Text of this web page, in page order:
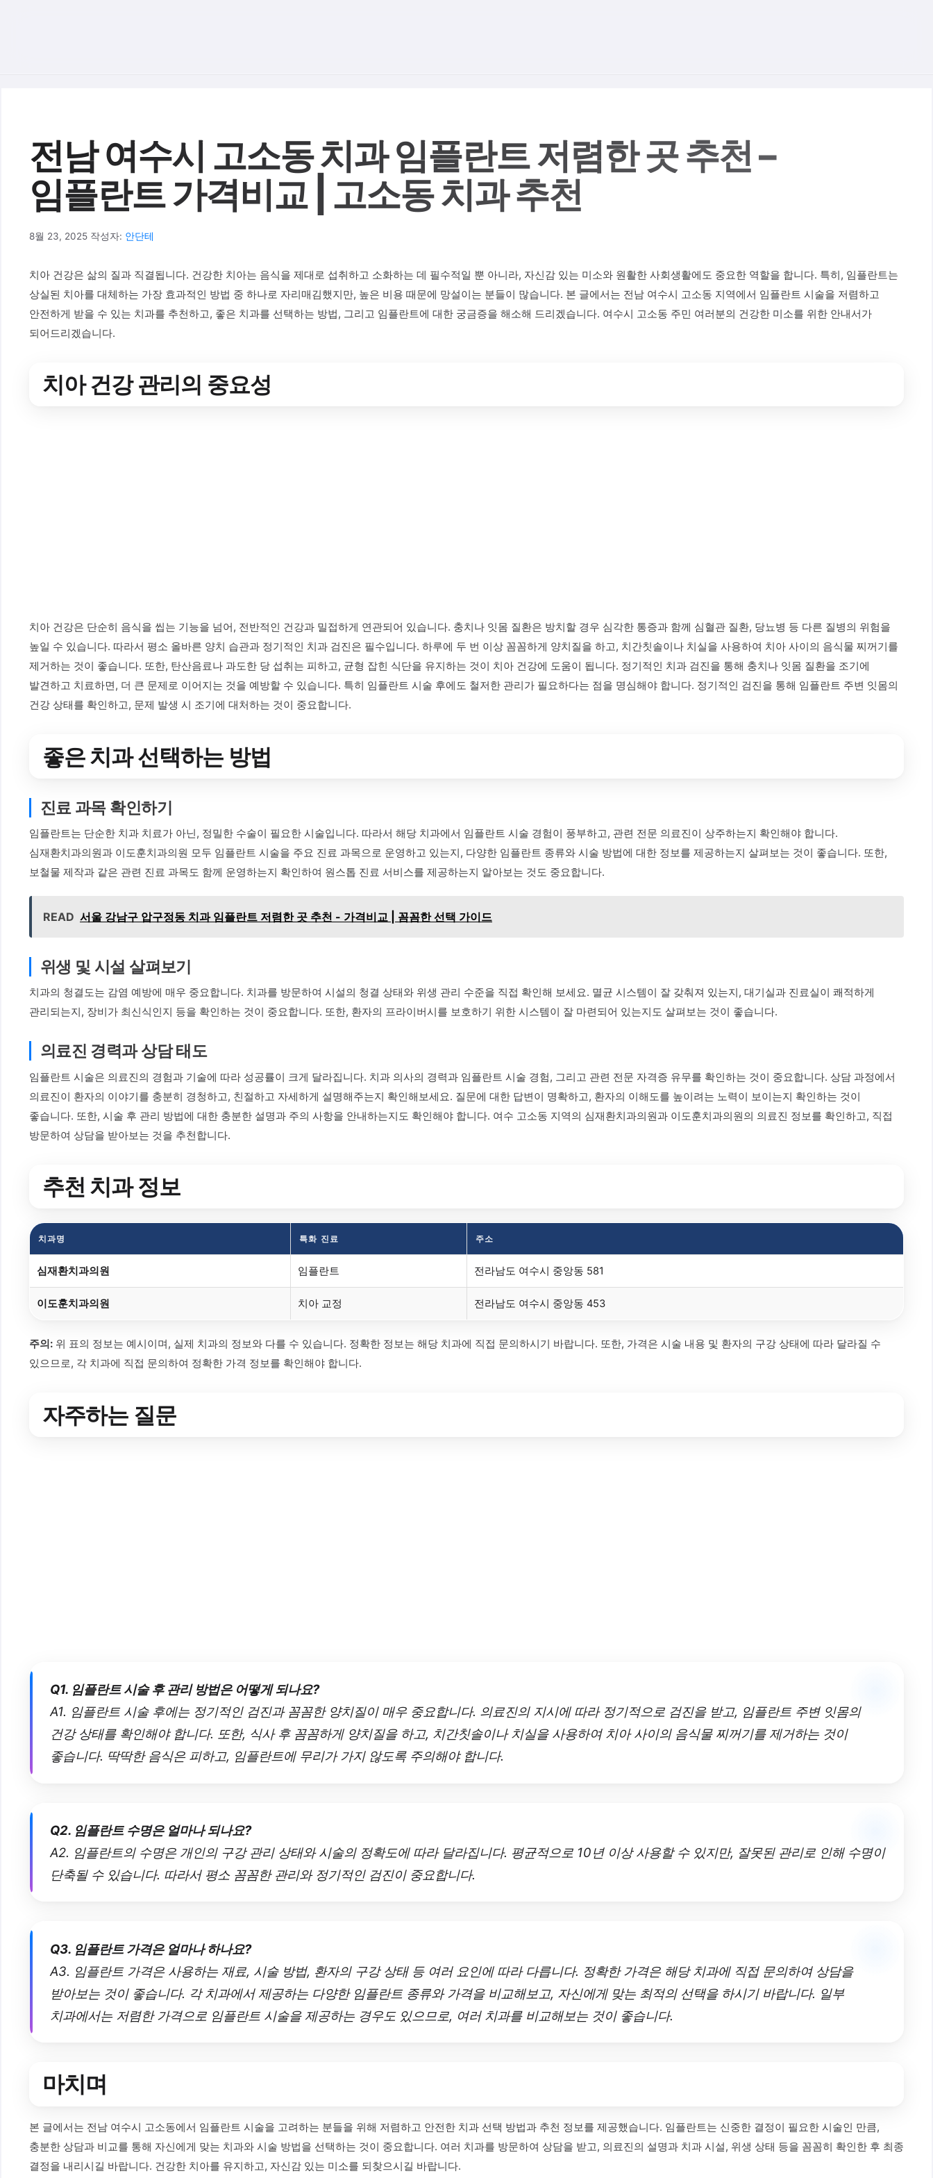
전남 여수시 고소동 치과 임플란트 저렴한 곳 추천 –
임플란트 가격비교 | 고소동 치과 추천
8월 23, 2025 작성자: 안단테
치아 건강은 삶의 질과 직결됩니다. 건강한 치아는 음식을 제대로 섭취하고 소화하는 데 필수적일 뿐 아니라, 자신감 있는 미소와 원활한 사회생활에도 중요한 역할을 합니다. 특히, 임플란트는
상실된 치아를 대체하는 가장 효과적인 방법 중 하나로 자리매김했지만, 높은 비용 때문에 망설이는 분들이 많습니다. 본 글에서는 전남 여수시 고소동 지역에서 임플란트 시술을 저렴하고
안전하게 받을 수 있는 치과를 추천하고, 좋은 치과를 선택하는 방법, 그리고 임플란트에 대한 궁금증을 해소해 드리겠습니다. 여수시 고소동 주민 여러분의 건강한 미소를 위한 안내서가
되어드리겠습니다.
치아 건강 관리의 중요성
치아 건강은 단순히 음식을 씹는 기능을 넘어, 전반적인 건강과 밀접하게 연관되어 있습니다. 충치나 잇몸 질환은 방치할 경우 심각한 통증과 함께 심혈관 질환, 당뇨병 등 다른 질병의 위험을
높일 수 있습니다. 따라서 평소 올바른 양치 습관과 정기적인 치과 검진은 필수입니다. 하루에 두 번 이상 꼼꼼하게 양치질을 하고, 치간칫솔이나 치실을 사용하여 치아 사이의 음식물 찌꺼기를
제거하는 것이 좋습니다. 또한, 탄산음료나 과도한 당 섭취는 피하고, 균형 잡힌 식단을 유지하는 것이 치아 건강에 도움이 됩니다. 정기적인 치과 검진을 통해 충치나 잇몸 질환을 조기에
발견하고 치료하면, 더 큰 문제로 이어지는 것을 예방할 수 있습니다. 특히 임플란트 시술 후에도 철저한 관리가 필요하다는 점을 명심해야 합니다. 정기적인 검진을 통해 임플란트 주변 잇몸의
건강 상태를 확인하고, 문제 발생 시 조기에 대처하는 것이 중요합니다.
좋은 치과 선택하는 방법
진료 과목 확인하기
임플란트는 단순한 치과 치료가 아닌, 정밀한 수술이 필요한 시술입니다. 따라서 해당 치과에서 임플란트 시술 경험이 풍부하고, 관련 전문 의료진이 상주하는지 확인해야 합니다.
심재환치과의원과 이도훈치과의원 모두 임플란트 시술을 주요 진료 과목으로 운영하고 있는지, 다양한 임플란트 종류와 시술 방법에 대한 정보를 제공하는지 살펴보는 것이 좋습니다. 또한,
보철물 제작과 같은 관련 진료 과목도 함께 운영하는지 확인하여 원스톱 진료 서비스를 제공하는지 알아보는 것도 중요합니다.
READ 서울 강남구 압구정동 치과 임플란트 저렴한 곳 추천 - 가격비교 | 꼼꼼한 선택 가이드
위생 및 시설 살펴보기
치과의 청결도는 감염 예방에 매우 중요합니다. 치과를 방문하여 시설의 청결 상태와 위생 관리 수준을 직접 확인해 보세요. 멸균 시스템이 잘 갖춰져 있는지, 대기실과 진료실이 쾌적하게
관리되는지, 장비가 최신식인지 등을 확인하는 것이 중요합니다. 또한, 환자의 프라이버시를 보호하기 위한 시스템이 잘 마련되어 있는지도 살펴보는 것이 좋습니다.
의료진 경력과 상담 태도
임플란트 시술은 의료진의 경험과 기술에 따라 성공률이 크게 달라집니다. 치과 의사의 경력과 임플란트 시술 경험, 그리고 관련 전문 자격증 유무를 확인하는 것이 중요합니다. 상담 과정에서
의료진이 환자의 이야기를 충분히 경청하고, 친절하고 자세하게 설명해주는지 확인해보세요. 질문에 대한 답변이 명확하고, 환자의 이해도를 높이려는 노력이 보이는지 확인하는 것이
좋습니다. 또한, 시술 후 관리 방법에 대한 충분한 설명과 주의 사항을 안내하는지도 확인해야 합니다. 여수 고소동 지역의 심재환치과의원과 이도훈치과의원의 의료진 정보를 확인하고, 직접
방문하여 상담을 받아보는 것을 추천합니다.
추천 치과 정보
치과명 특화 진료 주소
심재환치과의원 임플란트 전라남도 여수시 중앙동 581
이도훈치과의원 치아 교정 전라남도 여수시 중앙동 453
주의: 위 표의 정보는 예시이며, 실제 치과의 정보와 다를 수 있습니다. 정확한 정보는 해당 치과에 직접 문의하시기 바랍니다. 또한, 가격은 시술 내용 및 환자의 구강 상태에 따라 달라질 수
있으므로, 각 치과에 직접 문의하여 정확한 가격 정보를 확인해야 합니다.
자주하는 질문
Q1. 임플란트 시술 후 관리 방법은 어떻게 되나요?
A1. 임플란트 시술 후에는 정기적인 검진과 꼼꼼한 양치질이 매우 중요합니다. 의료진의 지시에 따라 정기적으로 검진을 받고, 임플란트 주변 잇몸의
건강 상태를 확인해야 합니다. 또한, 식사 후 꼼꼼하게 양치질을 하고, 치간칫솔이나 치실을 사용하여 치아 사이의 음식물 찌꺼기를 제거하는 것이
좋습니다. 딱딱한 음식은 피하고, 임플란트에 무리가 가지 않도록 주의해야 합니다.
Q2. 임플란트 수명은 얼마나 되나요?
A2. 임플란트의 수명은 개인의 구강 관리 상태와 시술의 정확도에 따라 달라집니다. 평균적으로 10년 이상 사용할 수 있지만, 잘못된 관리로 인해 수명이
단축될 수 있습니다. 따라서 평소 꼼꼼한 관리와 정기적인 검진이 중요합니다.
Q3. 임플란트 가격은 얼마나 하나요?
A3. 임플란트 가격은 사용하는 재료, 시술 방법, 환자의 구강 상태 등 여러 요인에 따라 다릅니다. 정확한 가격은 해당 치과에 직접 문의하여 상담을
받아보는 것이 좋습니다. 각 치과에서 제공하는 다양한 임플란트 종류와 가격을 비교해보고, 자신에게 맞는 최적의 선택을 하시기 바랍니다. 일부
치과에서는 저렴한 가격으로 임플란트 시술을 제공하는 경우도 있으므로, 여러 치과를 비교해보는 것이 좋습니다.
마치며
본 글에서는 전남 여수시 고소동에서 임플란트 시술을 고려하는 분들을 위해 저렴하고 안전한 치과 선택 방법과 추천 정보를 제공했습니다. 임플란트는 신중한 결정이 필요한 시술인 만큼,
충분한 상담과 비교를 통해 자신에게 맞는 치과와 시술 방법을 선택하는 것이 중요합니다. 여러 치과를 방문하여 상담을 받고, 의료진의 설명과 치과 시설, 위생 상태 등을 꼼꼼히 확인한 후 최종
결정을 내리시길 바랍니다. 건강한 치아를 유지하고, 자신감 있는 미소를 되찾으시길 바랍니다.